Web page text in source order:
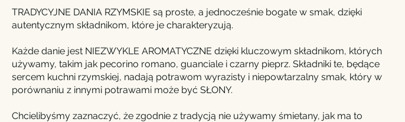
TRADYCYJNE DANIA RZYMSKIE są proste, a jednocześnie bogate w smak, dzięki
autentycznym składnikom, które je charakteryzują.
Każde danie jest NIEZWYKLE AROMATYCZNE dzięki kluczowym składnikom, których
używamy, takim jak pecorino romano, guanciale i czarny pieprz. Składniki te, będące
sercem kuchni rzymskiej, nadają potrawom wyrazisty i niepowtarzalny smak, który w
porównaniu z innymi potrawami może być SŁONY.
Chcielibyśmy zaznaczyć, że zgodnie z tradycją nie używamy śmietany, jak ma to